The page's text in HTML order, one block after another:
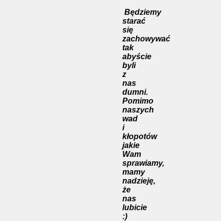
Będziemy
starać
się
zachowywać
tak
abyście
byli
z
nas
dumni.
Pomimo
naszych
wad
i
kłopotów
jakie
Wam
sprawiamy,
mamy
nadzieję,
że
nas
lubicie
:)